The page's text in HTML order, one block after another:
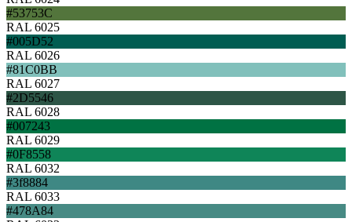
#53753C
RAL 6025
#005D52
RAL 6026
#81C0BB
RAL 6027
#2D5546
RAL 6028
#007243
RAL 6029
#0F8558
RAL 6032
#3f8884
RAL 6033
#478A84